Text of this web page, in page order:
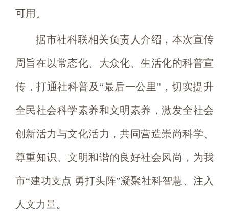
可用。
据市社科联相关负责人介绍，本次宣传
周旨在以常态化、大众化、生活化的科普宣
传，打通社科普及“最后一公里”，切实提升
全民社会科学素养和文明素养，激发全社会
创新活力与文化活力，共同营造崇尚科学、
尊重知识、文明和谐的良好社会风尚，为我
市“建功支点 勇打头阵”凝聚社科智慧、注入
人文力量。